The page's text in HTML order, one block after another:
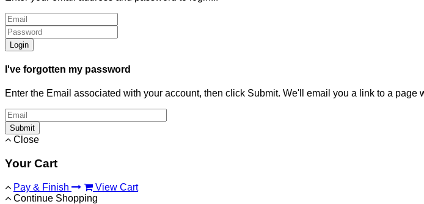
Login
I've forgotten my password
Enter the Email associated with your account, then click Submit. We'll email you a link to a page
Submit
Close
Your Cart
Pay & Finish
View Cart
Continue Shopping